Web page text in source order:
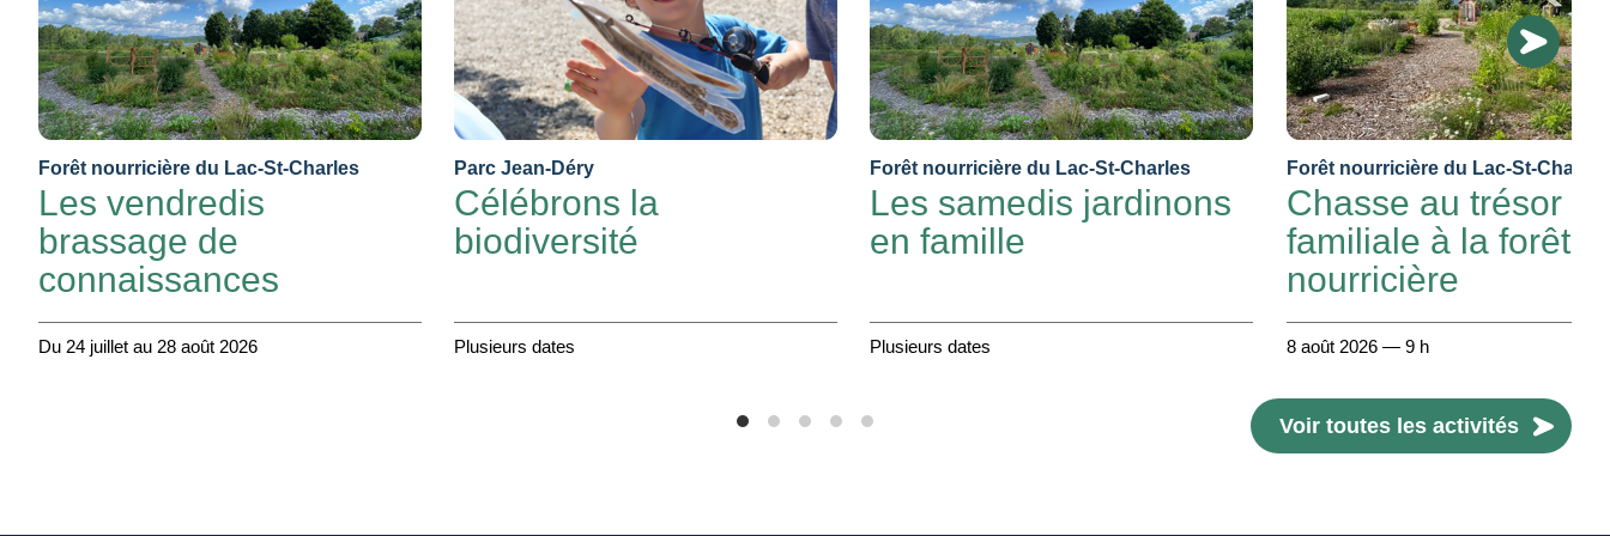
Forêt nourricière du Lac-St-Charles
Les vendredis
brassage de
connaissances
Du 24 juillet au 28 août 2026
Parc Jean-Déry
Célébrons la
biodiversité
Plusieurs dates
Forêt nourricière du Lac-St-Charles
Les samedis jardinons
en famille
Plusieurs dates
Forêt nourricière du Lac-St-Charles
Chasse au trésor
familiale à la forêt
nourricière
8 août 2026 — 9 h
Voir toutes les activités